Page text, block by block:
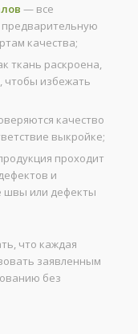
— все
качества;
ткань раскроена,
чтобы избежать
качество
выкройке;
проходит
и
швы или дефекты
что каждая
заявленным
без